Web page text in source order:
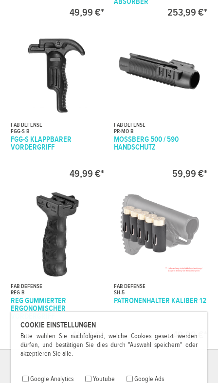
COOKIE EINSTELLUNGEN
Bitte wählen Sie nachfolgend, welche Cookies gesetzt werden
dürfen, und bestätigen Sie dies durch "Auswahl speichern" oder
akzeptieren Sie alle.
Google Analytics Youtube Google Ads
49,99 €* 253,99 €*
FAB DEFENSE
FGG-S B
FGG-S KLAPPBARER
VORDERGRIFF
49,99 €*
FAB DEFENSE
PR-MO B
MOSSBERG 500 / 590
HANDSCHUTZ
59,99 €*
FAB DEFENSE
REG B
REG GUMMIERTER
ERGONOMISCHER
41,99 €*
FAB DEFENSE
SH-5
PATRONENHALTER KALIBER 12
49,99 €*